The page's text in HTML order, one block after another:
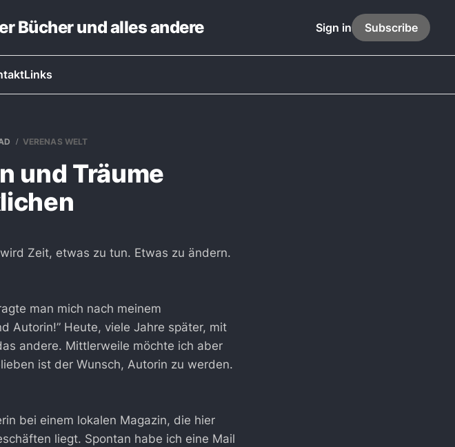
Bücher und alles andere
Links
Sign in Subscribe
VERENAS WELT
und Träume
Zeit, etwas zu tun. Etwas zu ändern.
man mich nach meinem
Autorin!” Heute, viele Jahre später, mit
andere. Mittlerweile möchte ich aber
ist der Wunsch, Autorin zu werden.
bei einem lokalen Magazin, die hier
liegt. Spontan habe ich eine Mail